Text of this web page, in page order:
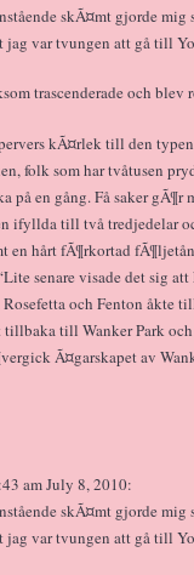
skÃ¤mt gjorde
jag var tvungen att gå till
trascenderade och blev
kÃ¤rlek till den
folk som har tvåtusen
på en gång. Få saker gÃ¶r
ifyllda till två tredjedelar
en hårt fÃ¶rkortad
senare visade det sig
Rosefetta och Fenton åkte
tillbaka till Wanker Park
Ã¤garskapet av
am July 8, 2010:
skÃ¤mt gjorde
jag var tvungen att gå till